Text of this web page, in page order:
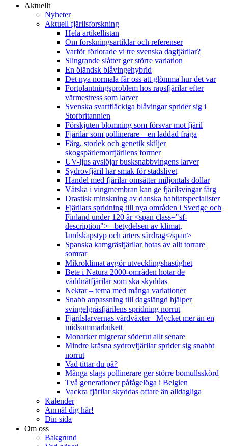
Aktuellt
Nyheter
Aktuell fjärilsforskning
Hela artikellistan
Om forskningsartiklar och referenser
Varför förlorade vi tre svenska dagfjärilar?
Slingrande slåtter ger större variation
En öländsk blåvingehybrid
Det nya normala får oss att glömma hur det var
Fortplantningsproblem hos rapsfjärilar efter
värmestress som larver
Svenska svartfläckiga blåvingar sprider sig i
Storbritannien
Förskjuten blomning som försvar mot fjäril
Fjärilar som pollinerare – en laddad fråga
Färg, storlek och genetik skiljer
skogspärlemorfjärilens former
UV-ljus avslöjar busksnabbvingens larver
Sydrovfjäril har smak för stadslivet
Handel med fjärilar omsätter miljontals dollar
Vätska i vingmembran kan ge fjärilsvingar färg
Drastisk minskning av danska habitatspecialister
Fjärilars spridning till nya områden i Sverige och
Finland under 120 år <span class="sf-
description">– betydelsen av klimat,
landskapstyp och arters särdrag</span>
Spanska kamgräsfjärilar hotas av allt torrare
somrar
Mikroklimat avgör utvecklingshastighet
Bete i Natura 2000-områden hotar de
väddnätfjärilar som ska skyddas
Nektar – tema med många variationer
Snabb anpassning till dagslängd hjälper
svingelgräsfjärilens spridning norrut
Fjärilslarvernas värdväxter– Mycket mer än en
midsommarbukett
Monarker migrerar söderut allt senare
Mindre kräsna sydrovfjärilar sprider sig snabbt
norrut
Vad tittar du på?
Många slags pollinerare ger större bomullsskörd
Två generationer påfågelöga i Belgien
Vackra fjärilar skyddas oftare än alldagliga
Kalender
Anmäl dig här!
Din sida
Om oss
Bakgrund